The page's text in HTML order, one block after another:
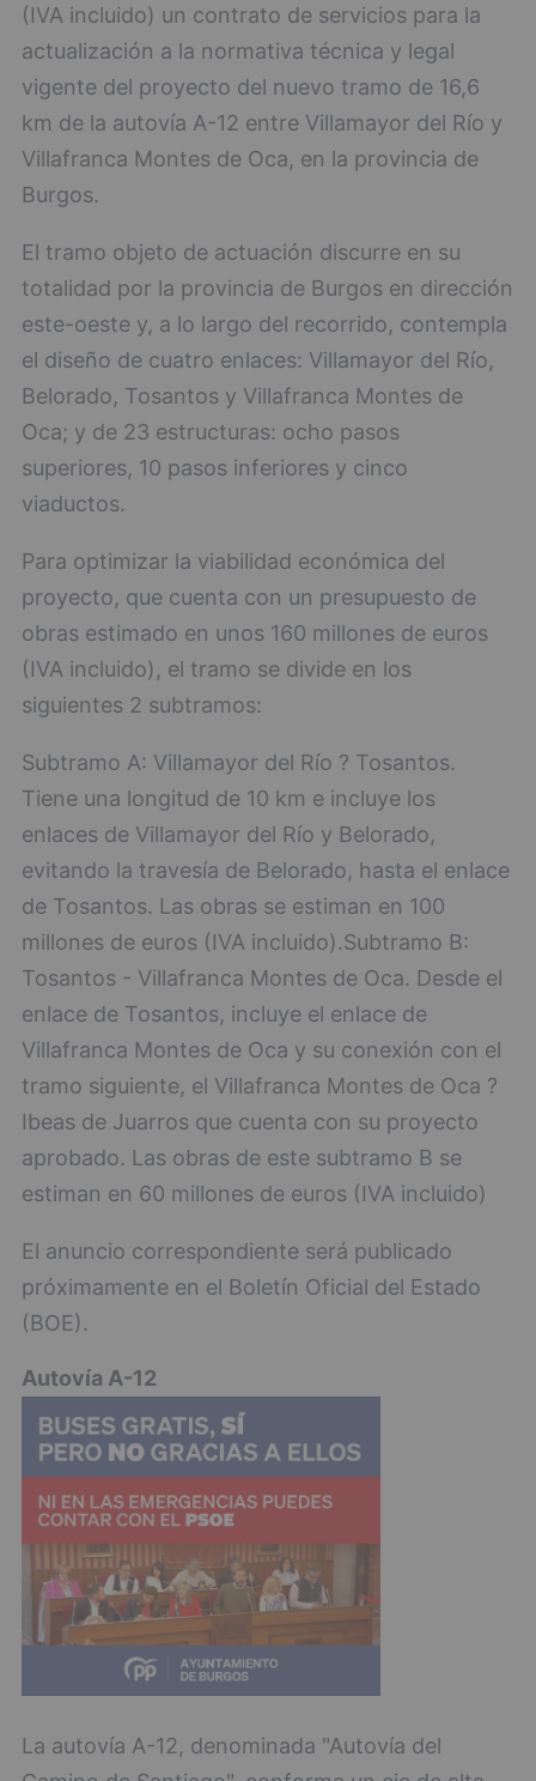
(IVA incluido) un contrato de servicios para la
actualización a la normativa técnica y legal
vigente del proyecto del nuevo tramo de 16,6
km de la autovía A-12 entre Villamayor del Río y
Villafranca Montes de Oca, en la provincia de
Burgos.
El tramo objeto de actuación discurre en su
totalidad por la provincia de Burgos en dirección
este-oeste y, a lo largo del recorrido, contempla
el diseño de cuatro enlaces: Villamayor del Río,
Belorado, Tosantos y Villafranca Montes de
Oca; y de 23 estructuras: ocho pasos
superiores, 10 pasos inferiores y cinco
viaductos.
Para optimizar la viabilidad económica del
proyecto, que cuenta con un presupuesto de
obras estimado en unos 160 millones de euros
(IVA incluido), el tramo se divide en los
siguientes 2 subtramos:
Subtramo A: Villamayor del Río ? Tosantos.
Tiene una longitud de 10 km e incluye los
enlaces de Villamayor del Río y Belorado,
evitando la travesía de Belorado, hasta el enlace
de Tosantos. Las obras se estiman en 100
millones de euros (IVA incluido).Subtramo B:
Tosantos - Villafranca Montes de Oca. Desde el
enlace de Tosantos, incluye el enlace de
Villafranca Montes de Oca y su conexión con el
tramo siguiente, el Villafranca Montes de Oca ?
Ibeas de Juarros que cuenta con su proyecto
aprobado. Las obras de este subtramo B se
estiman en 60 millones de euros (IVA incluido)
El anuncio correspondiente será publicado
próximamente en el Boletín Oficial del Estado
(BOE).
Autovía A-12
La autovía A-12, denominada "Autovía del